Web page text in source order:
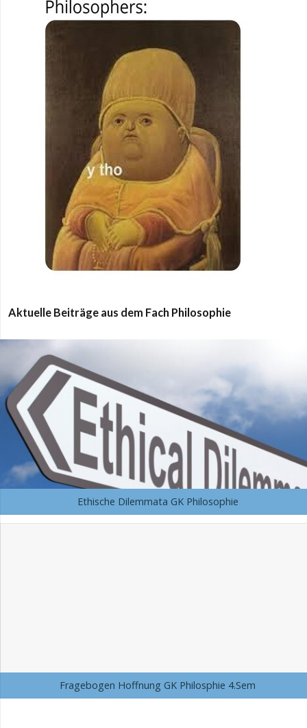
Aktuelle Beiträge aus dem Fach Philosophie
Ethische Dilemmata GK Philosophie
Fragebogen Hoffnung GK Philosphie 4.Sem